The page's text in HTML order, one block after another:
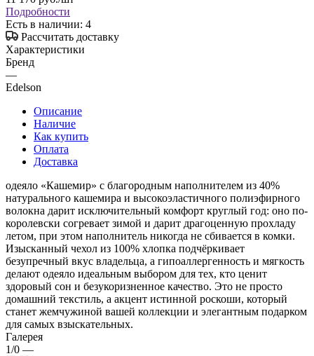
Подробности
Есть в наличии: 4
Рассчитать доставку
Характеристики
Бренд
—
Edelson
Описание
Наличие
Как купить
Оплата
Доставка
одеяло «Кашемир» с благородным наполнителем из 40%
натурального кашемира и высокоэластичного полиэфирного
волокна дарит исключительный комфорт круглый год: оно по-
королевски согревает зимой и дарит драгоценную прохладу
летом, при этом наполнитель никогда не сбивается в комки.
Изысканный чехол из 100% хлопка подчёркивает
безупречный вкус владельца, а гипоаллергенность и мягкость
делают одеяло идеальным выбором для тех, кто ценит
здоровый сон и безукоризненное качество. Это не просто
домашний текстиль, а акцент истинной роскоши, который
станет жемчужиной вашей коллекции и элегантным подарком
для самых взыскательных.
Галерея
1/0 —